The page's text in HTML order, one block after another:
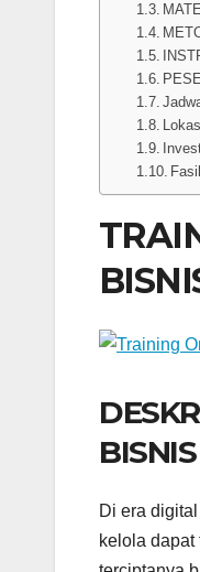
Di era
kelola